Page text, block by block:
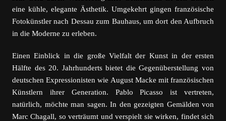
eine kühle, elegante Ästhetik. Umgekehrt gingen französische
Fotokünstler nach Dessau zum Bauhaus, um dort den Aufbruch
in die Moderne zu erleben.
Einen Einblick in die große Vielfalt der Kunst in der ersten
Hälfte des 20. Jahrhunderts bietet die Gegenüberstellung von
deutschen Expressionisten wie August Macke mit französischen
Künstlern ihrer Generation. Pablo Picasso ist vertreten,
natürlich, möchte man sagen. In den gezeigten Gemälden von
Marc Chagall, so verträumt und verspielt sie wirken, findet sich